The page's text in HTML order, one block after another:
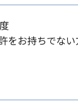
をお持ちでな